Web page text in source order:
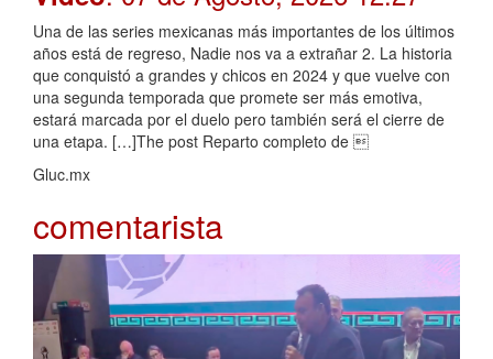
Una de las series mexicanas más importantes de los últimos
años está de regreso, Nadie nos va a extrañar 2. La historia
que conquistó a grandes y chicos en 2024 y que vuelve con
una segunda temporada que promete ser más emotiva,
estará marcada por el duelo pero también será el cierre de
una etapa. […]The post Reparto completo de 
Gluc.mx
comentarista